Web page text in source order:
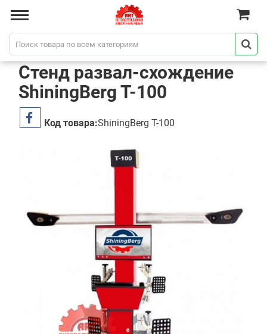
Стенд развал-схождение
ShiningBerg T-100
Код товара:ShiningBerg T-100